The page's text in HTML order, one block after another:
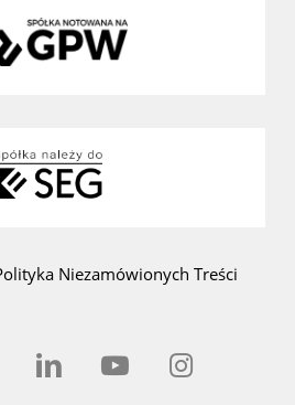
Niezamówionych Treści
linkedin youtube instagram